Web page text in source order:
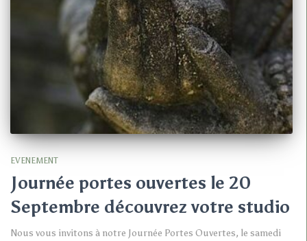
EVENEMENT
Journée portes ouvertes le 20
Septembre découvrez votre studio
Nous vous invitons à notre Journée Portes Ouvertes, le samedi